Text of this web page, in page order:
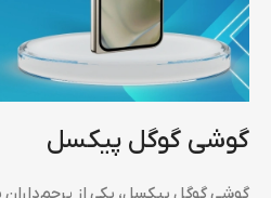
گوشی گوگل پیکسل